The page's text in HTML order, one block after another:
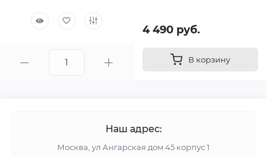
4 490 руб.
В корзину
Наш адрес:
Москва, ул Ангарская дом 45 корпус 1